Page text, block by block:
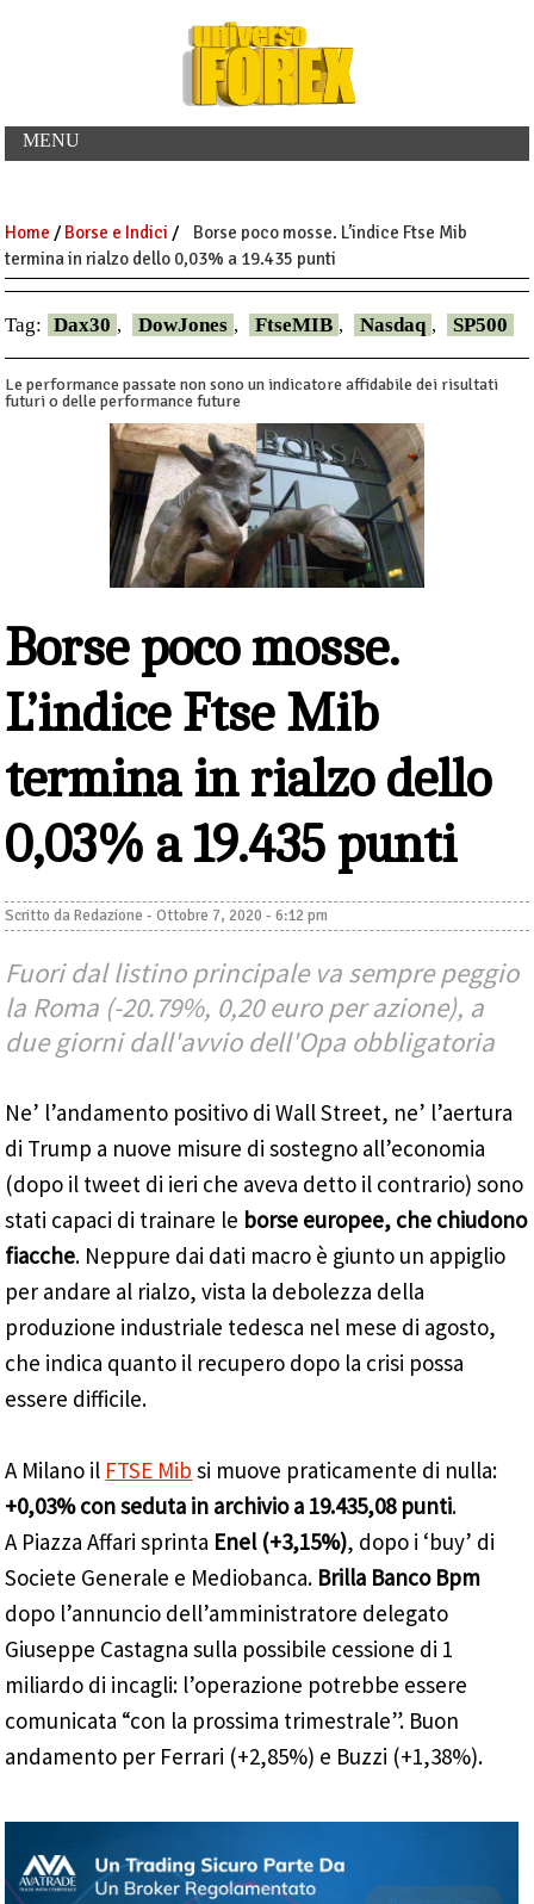
MENU
Home / Borse e Indici /
Borse poco mosse. L’indice Ftse Mib
termina in rialzo dello 0,03% a 19.435 punti
Tag: Dax30 , DowJones , FtseMIB , Nasdaq , SP500
Le performance passate non sono un indicatore affidabile dei risultati
futuri o delle performance future
Borse poco mosse.
L’indice Ftse Mib
termina in rialzo dello
0,03% a 19.435 punti
Scritto daRedazione -Ottobre 7, 2020 - 6:12 pm
Fuori dal listino principale va sempre peggio
la Roma (-20.79%, 0,20 euro per azione), a
due giorni dall'avvio dell'Opa obbligatoria
Ne’ l’andamento positivo di Wall Street, ne’ l’aertura
di Trump a nuove misure di sostegno all’economia
(dopo il tweet di ieri che aveva detto il contrario) sono
stati capaci di trainare le borse europee, che chiudono
fiacche. Neppure dai dati macro è giunto un appiglio
per andare al rialzo, vista la debolezza della
produzione industriale tedesca nel mese di agosto,
che indica quanto il recupero dopo la crisi possa
essere difficile.
A Milano il FTSE Mib si muove praticamente di nulla:
+0,03% con seduta in archivio a 19.435,08 punti.
A Piazza Affari sprinta Enel (+3,15%), dopo i ‘buy’ di
Societe Generale e Mediobanca. Brilla Banco Bpm
dopo l’annuncio dell’amministratore delegato
Giuseppe Castagna sulla possibile cessione di 1
miliardo di incagli: l’operazione potrebbe essere
comunicata “con la prossima trimestrale”. Buon
andamento per Ferrari (+2,85%) e Buzzi (+1,38%).